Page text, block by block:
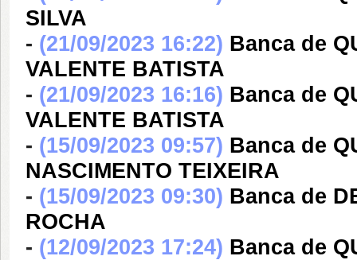
SILVA
- (21/09/2023 16:22) Banca de
VALENTE BATISTA
- (21/09/2023 16:16) Banca de
VALENTE BATISTA
- (15/09/2023 09:57) Banca de
NASCIMENTO TEIXEIRA
- (15/09/2023 09:30) Banca de
ROCHA
- (12/09/2023 17:24) Banca de